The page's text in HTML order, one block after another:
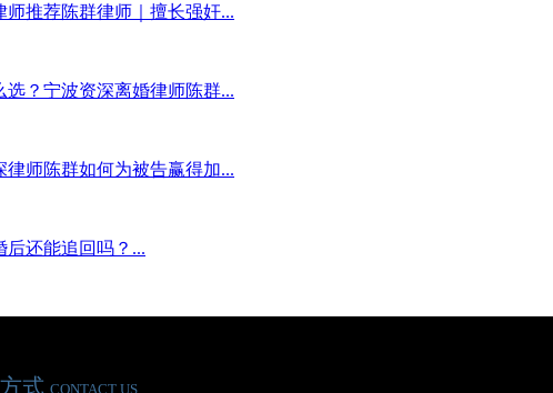
师推荐陈群律师｜擅长强奸...
选？宁波资深离婚律师陈群...
师陈群如何为被告赢得加...
后还能追回吗？...
式 CONTACT US